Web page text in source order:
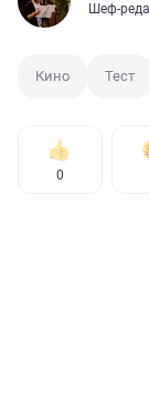
Шеф-
Кино Тест
0